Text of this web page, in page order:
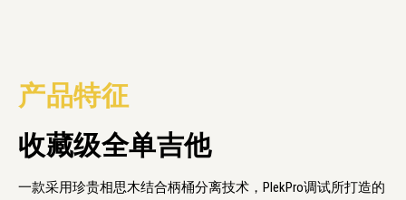
产品特征
收藏级全单吉他
一款采用珍贵相思木结合柄桶分离技术，PlekPro调试所打造的